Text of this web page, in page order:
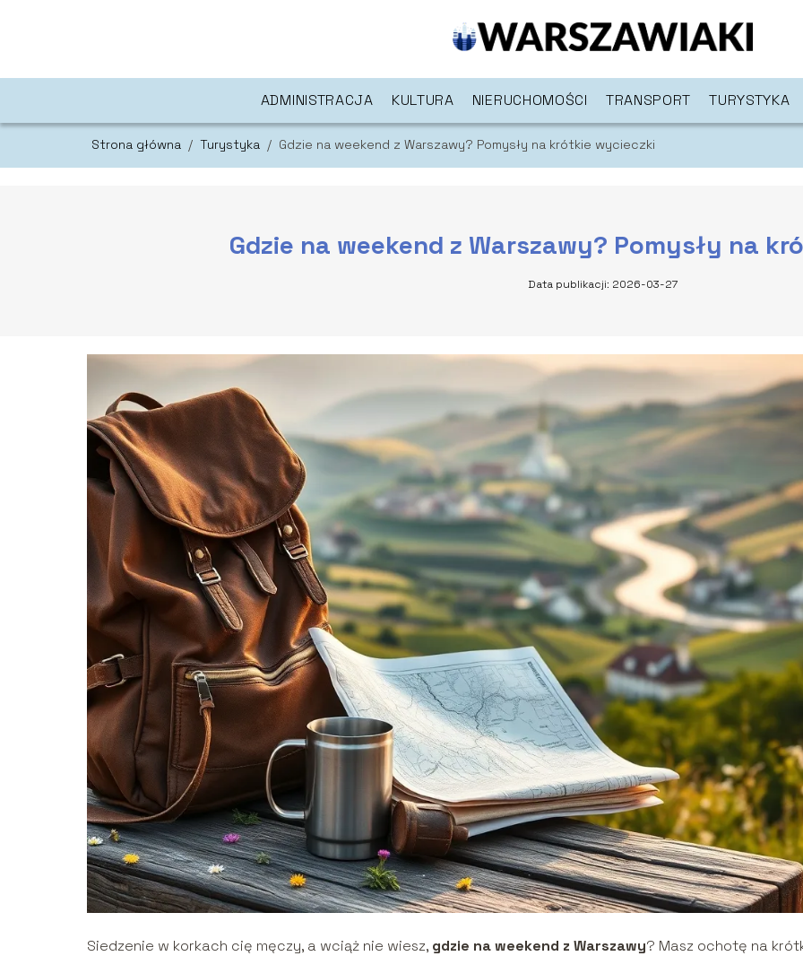
ADMINISTRACJA KULTURA NIERUCHOMOŚCI TRANSPORT TURYSTYKA
Strona główna / Turystyka / Gdzie na weekend z Warszawy? Pomysły na krótkie wycieczki
Gdzie na weekend z Warszawy? Pomysły na
Data publikacji: 2026-03-27
Siedzenie w korkach cię męczy, a wciąż nie wiesz, gdzie na weekend z Warszawy? Masz ochotę na